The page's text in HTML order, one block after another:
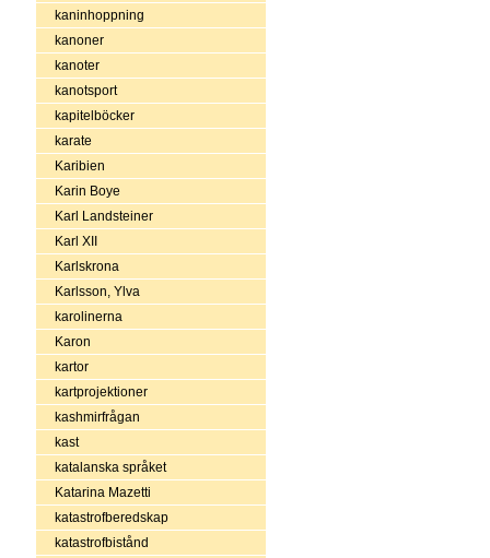
kaninhoppning
kanoner
kanoter
kanotsport
kapitelböcker
karate
Karibien
Karin Boye
Karl Landsteiner
Karl XII
Karlskrona
Karlsson, Ylva
karolinerna
Karon
kartor
kartprojektioner
kashmirfrågan
kast
katalanska språket
Katarina Mazetti
katastrofberedskap
katastrofbistånd